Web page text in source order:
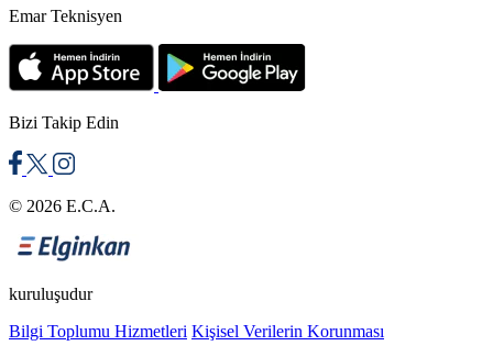
Emar Teknisyen
Bizi Takip Edin
© 2026 E.C.A.
kuruluşudur
Bilgi Toplumu Hizmetleri Kişisel Verilerin Korunması